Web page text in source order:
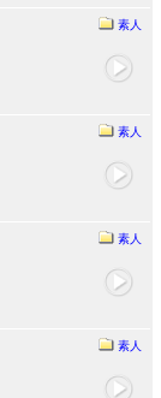
素人
素人
素人
素人